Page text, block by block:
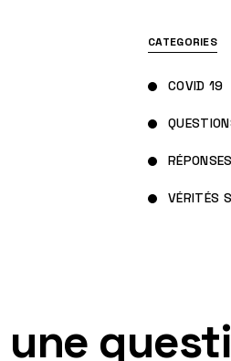
CATEGORIES
COVID 19
VÉRITÉS